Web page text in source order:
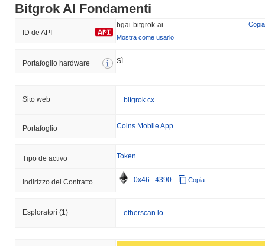
Bitgrok AI Fondamenti
ID de API
bgai-bitgrok-ai
Copia
Mostra come usarlo
Portafoglio hardware Sì
Sito web bitgrok.cx
Portafoglio Coins Mobile App
Tipo de activo Token
Indirizzo del Contratto 0x46...4390 Copia
Esploratori (1) etherscan.io